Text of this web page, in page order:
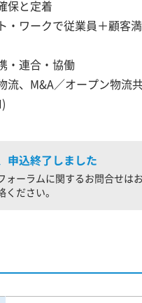
保と定着
ワークで従業員＋顧客
連合・協働
、M&A／オープン物流
申込終了しました
ォーラムに関するお問合せは
ください。